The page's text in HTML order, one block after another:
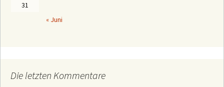
« Juni
31
Die letzten Kommentare